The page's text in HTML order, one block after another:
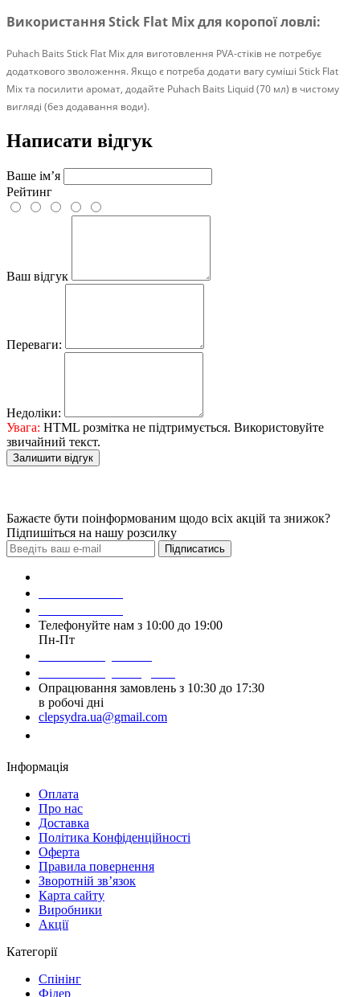
Використання Stick Flat Mix для коропої ловлі:
Puhach Baits Stick Flat Mix для виготовлення PVA-стіків не потребує
додаткового зволоження. Якщо є потреба додати вагу суміші Stick Flat
Mix та посилити аромат, додайте Puhach Baits Liquid (70 мл) в чистому
вигляді (без додавання води).
Написати відгук
Ваше ім’я
Рейтинг
Ваш відгук
Переваги:
Недоліки:
Увага: HTML розмітка не підтримується. Використовуйте
звичайний текст.
Залишити відгук
Бажаєте бути поінформованим щодо всіх акцій та знижок?
Підпишіться на нашу розсилку
Підписатись
Телефонуйте нам з 10:00 до 19:00
Пн-Пт
Опрацювання замовлень з 10:30 до 17:30
в робочі дні
clepsydra.ua@gmail.com
Інформація
Оплата
Про нас
Доставка
Політика Конфіденційності
Оферта
Правила повернення
Зворотній зв’язок
Карта сайту
Виробники
Акції
Категорії
Спінінг
Фідер